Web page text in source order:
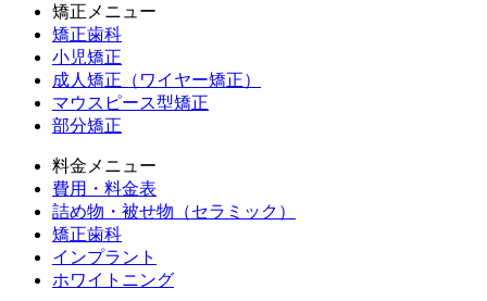
矯正メニュー
矯正歯科
小児矯正
成人矯正（ワイヤー矯正）
マウスピース型矯正
部分矯正
料金メニュー
費用・料金表
詰め物・被せ物（セラミック）
矯正歯科
インプラント
ホワイトニング